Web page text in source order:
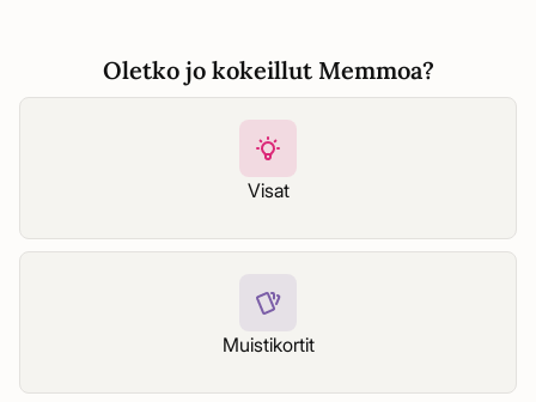
Oletko jo kokeillut Memmoa?
Visat
Muistikortit